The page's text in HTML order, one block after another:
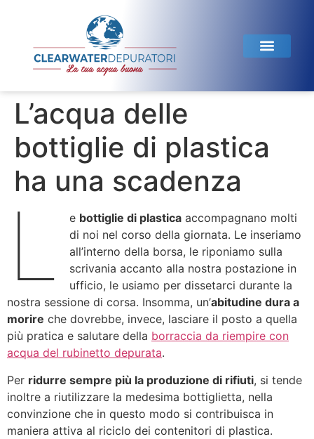
L’acqua delle
bottiglie di plastica
ha una scadenza
L e bottiglie di plastica accompagnano molti
di noi nel corso della giornata. Le inseriamo
all’interno della borsa, le riponiamo sulla
scrivania accanto alla nostra postazione in
ufficio, le usiamo per dissetarci durante la
nostra sessione di corsa. Insomma, un’abitudine dura a
morire che dovrebbe, invece, lasciare il posto a quella
più pratica e salutare della borraccia da riempire con
acqua del rubinetto depurata.
Per ridurre sempre più la produzione di rifiuti, si tende
inoltre a riutilizzare la medesima bottiglietta, nella
convinzione che in questo modo si contribuisca in
maniera attiva al riciclo dei contenitori di plastica.